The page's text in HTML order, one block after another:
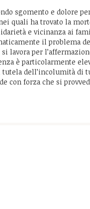
sgomento e dolore
quali ha trovato la
e vicinanza ai
il problema
lavora per
è particolarmente
tutela dell’incolumità
con forza che si